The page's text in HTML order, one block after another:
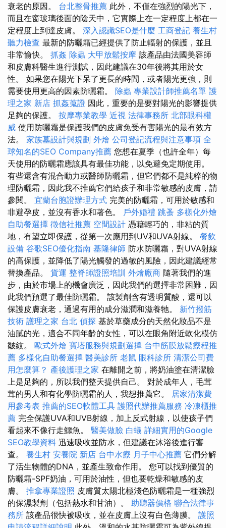
衰老的原因。 台北整骨推薦 此外，不僅在強烈的陽光下，
而且在窗玻璃後面的陰天中，它實際上在一定程度上都在一
定程度上到達皮膚。 深入認識SEO是什麼 工商登記 養生村
聽力檢查 最新的防曬霜已經提供了防止輻射的保護，並且
非常愉快。 抓姦 除蟲 大甲放鬆按摩 該產品由法國美容師
和皮膚科醫生進行測試，因此建議在30年後將其用於女
性。 如果您在陽光下呆了更長的時間，或者陽光更強，則
需要使用更高的因素防曬霜。 除蟲 專業設計師推薦名單 護
理之家 新店 抓姦蒐證 因此，重要的是要對陽光的影響提供
足夠的保護。 按摩專業教學 近視 法律事務所 北部眼科權
威 使用防曬霜是保護我們的皮膚免受有害陽光的最有效方
法。 家族墓設計與規劃 外燴 公司登記流程與注意事項 全
球知名的SEO Company推薦 您想在夏季（也許全年）每
天使用的防曬霜應該具有最佳功能，以免避免定期使用。
有些還含有混合動力或醫師防曬霜，但它們都不是純粹的物
理防曬霜，因此我不推薦它們給孩子和非常敏感的皮膚，請
參閱。 宜蘭台胞證辦理方式 完美的防曬霜，可用於敏感和
非避孕皮，並沒有香水和著色。 戶外婚禮 跳蚤 多樣化外燴
自助餐選擇 徵信社推薦 空間設計 憑藉輕巧的，非粘的質
地，有望立即保護，從第一次應用到UV和UVA射線。 餐飲
設備 谷歌SEO優化指南 基隆律師 防水防曬霜，對UVA射線
的高保護，並降低了陽光觸發的過敏的風險，因此建議經常
替換產品。 貨運 整脊師證照培訓 外燴廠商 隨著我們的進
步，由於市場上的機會廣泛，因此我們的選擇非常困難，因
此我們預選了最佳防曬霜。 該製劑含有透明質酸，還可以
保護皮膚衰老，通過有用的成分滋潤和滋養牠。 新竹撥筋
技術 護理之家 台北 偵探 基於草藥成分的天然化妝品不是
油膩的光，適合不同年齡的女性，可以在眼角附近軟化模仿
皺紋。 歐式外燴 寶塔服務與規劃選擇 台中筋膜放鬆療程推
薦 多樣化自助餐選擇 醫美診所 老鼠 眼科診所 清潔公司費
用怎麼算？ 產後護理之家 在離開之前，將奶油塗在清潔臉
上是足夠的，所以我們整天提供自己。 對於成年人，毛茸
茸的男人和有化學防曬霜的人，我想推薦它。 居家清潔費
用參考表 推薦的SEO軟體工具 護照代辦推薦服務 冷凍櫃推
薦 完全保護UVA和UVB射線，加上反式射線，以使孩子們
看起來不像行走鱷魚。 醫美做臉 白蟻 詳細實用的Google
SEO教學資料 迅速吸收並防水，但建議在沐浴後進行審
查。 養生村 安養院 新店 台中水療 月子中心推薦 它們分解
了活生物體的DNA，並產生致命作用。 您可以找到優質的
防曬霜-SPF奶油，可用於油性，但也要乾燥和敏感的皮
膚。 推拿專業證照 皮膚質太陽北極淺色防曬霜是一種強烈
的保濕製劑（包括熱水和甘油）。 助聽器價格 聯合法律事
務所 該產品很快被吸收，並在皮膚上沒有白色薄膜。 護照